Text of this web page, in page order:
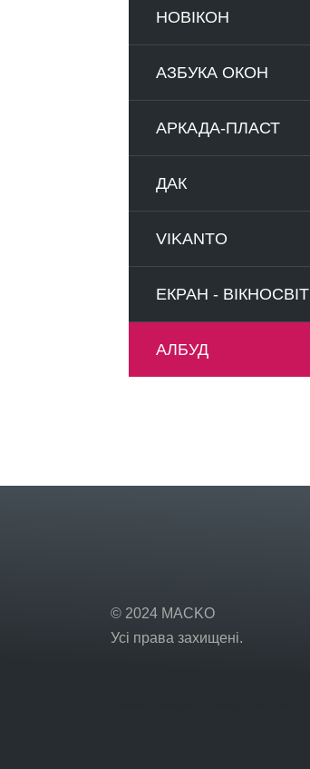
НОВІКОН
АЗБУКА ОКОН
АРКАДА-ПЛАСТ
ДАК
VIKANTO
ЕКРАН - ВІКНОСВІТ
АЛБУД
© 2024 MACKO
Усі права захищені.